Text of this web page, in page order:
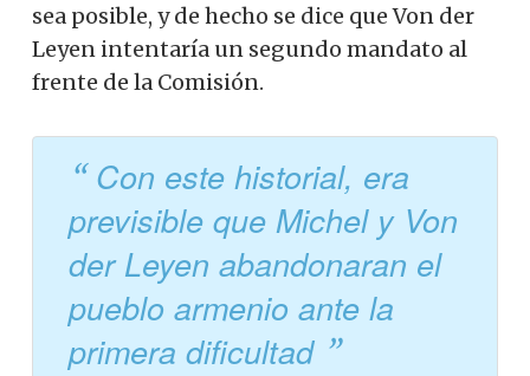
sea posible, y de hecho se dice que Von der
Leyen intentaría un segundo mandato al
frente de la Comisión.
Con este historial, era
previsible que Michel y Von
der Leyen abandonaran el
pueblo armenio ante la
primera dificultad